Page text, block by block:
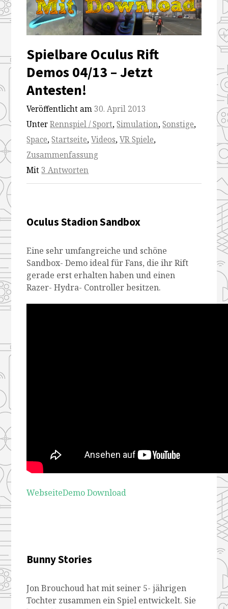
Spielbare Oculus Rift
Demos 04/13 – Jetzt
Antesten!
Veröffentlicht am30. April 2013
UnterRennspiel / Sport,Simulation,Sonstige,
Space,Startseite,Videos,VR Spiele,
Zusammenfassung
Mit3 Antworten
Oculus Stadion Sandbox
Eine sehr umfangreiche und schöne
Sandbox- Demo ideal für Fans, die ihr Rift
gerade erst erhalten haben und einen
Razer- Hydra- Controller besitzen.
WebseiteDemo Download
Bunny Stories
Jon Brouchoud hat mit seiner 5- jährigen
Tochter zusammen ein Spiel entwickelt. Sie